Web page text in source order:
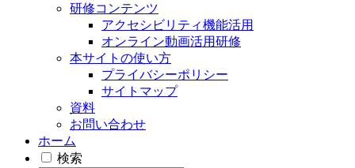
研修コンテンツ
アクセシビリティ機能活用
オンライン動画活用研修
本サイトの使い方
プライバシーポリシー
サイトマップ
資料
お問い合わせ
ホーム
検索